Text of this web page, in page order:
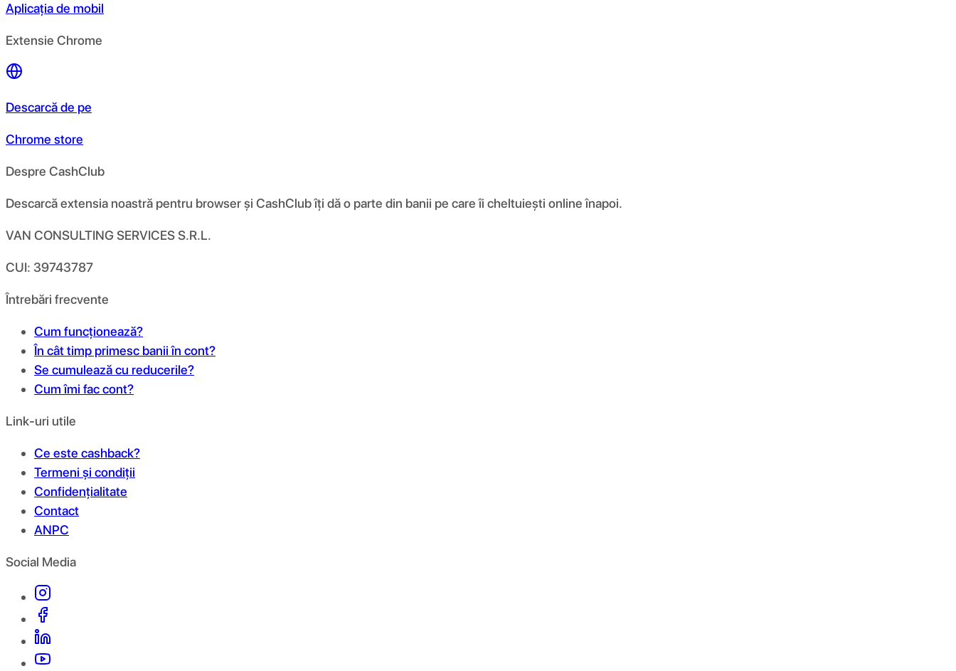
Aplicația de mobil
Extensie Chrome
Descarcă de pe
Chrome store
Despre CashClub
Descarcă extensia noastră pentru browser și CashClub îți dă o parte din banii pe care îi cheltuiești online înapoi.
VAN CONSULTING SERVICES S.R.L.
CUI: 39743787
Întrebări frecvente
Cum funcționează?
În cât timp primesc banii în cont?
Se cumulează cu reducerile?
Cum îmi fac cont?
Link-uri utile
Ce este cashback?
Termeni și condiții
Confidențialitate
Contact
ANPC
Social Media